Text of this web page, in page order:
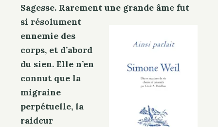
Sagesse. Rarement une grande âme fut
si résolument
ennemie des
corps, et d’abord
du sien. Elle n’en
connut que la
migraine
perpétuelle, la
raideur